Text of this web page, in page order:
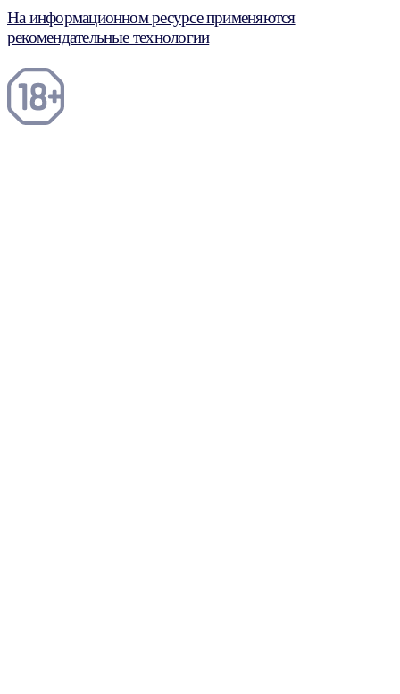
На информационном ресурсе применяются
рекомендательные технологии